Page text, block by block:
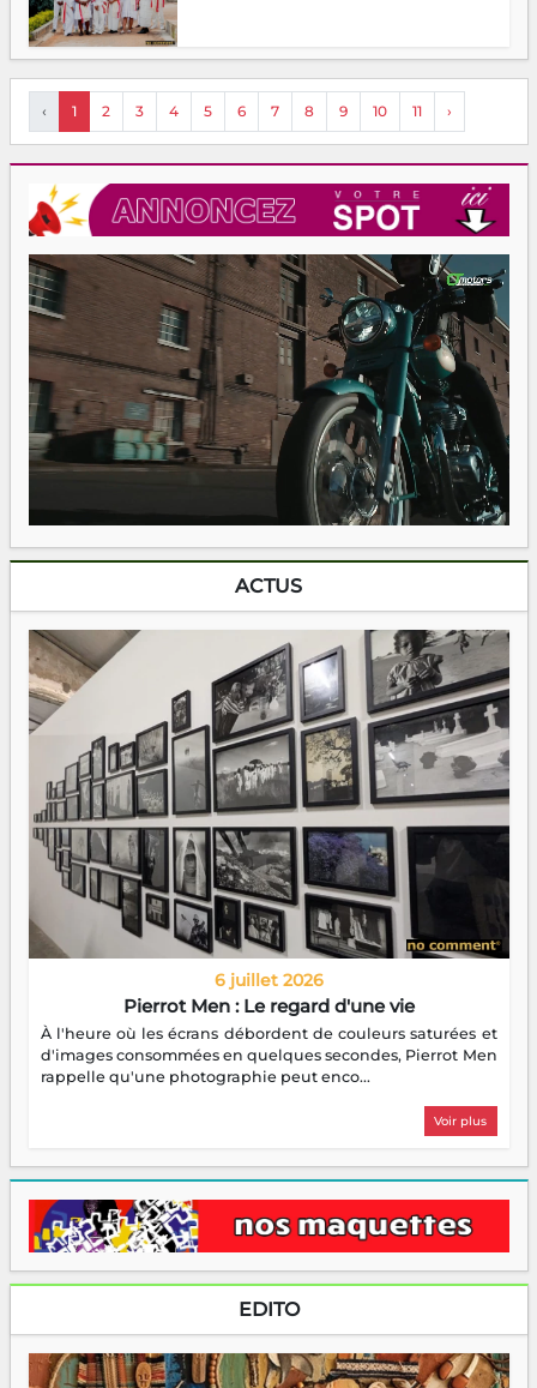
‹ 1 2 3 4 5 6 7 8 9 10 11 ›
ACTUS
6 juillet 2026
Pierrot Men : Le regard d'une vie
À l'heure où les écrans débordent de couleurs saturées et
d'images consommées en quelques secondes, Pierrot Men
rappelle qu'une photographie peut enco...
Voir plus
EDITO